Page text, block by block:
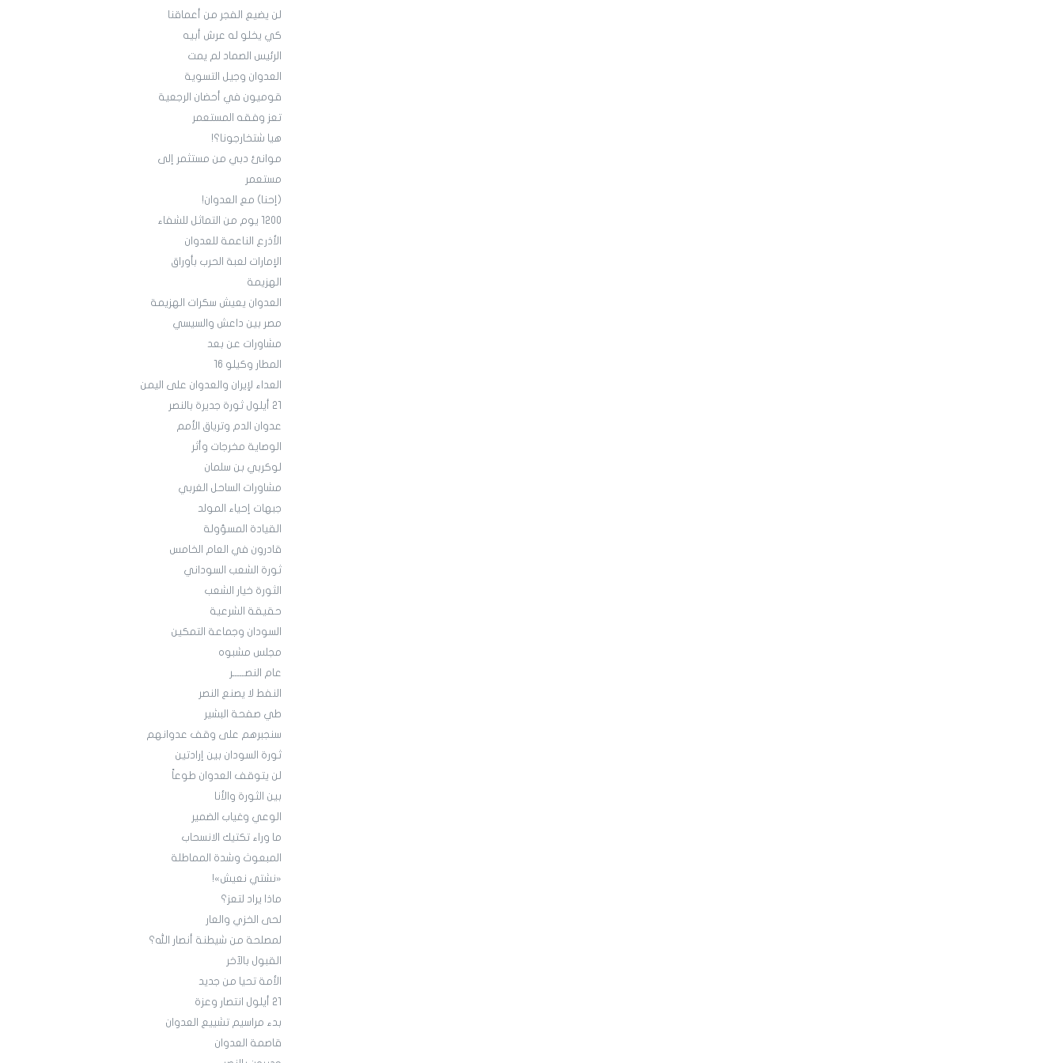
لن يضيع الفجر من أعماقنا
كي يخلو له عرش أبيه
الرئيس الصماد لم يمت
العدوان وجيل التسوية
قوميون في أحضان الرجعية
تعز وفقه المستعمر
هيا شتخارجونا؟!
موانئ دبي من مستثمر إلى
مستعمر
(إحنا) مع العدوان!
1200 يوم من التماثل للشفاء
الأذرع الناعمة للعدوان
الإمارات لعبة الحرب بأوراق
الهزيمة
العدوان يعيش سكرات الهزيمة
مصر بين داعش والسيسي
مشاورات عن بعد
المطار وكيلو 16
العداء لإيران والعدوان على اليمن
21 أيلول ثورة جديرة بالنصر
عدوان الدم وترياق الأمم
الوصاية مخرجات وأثر
لوكربي بن سلمان
مشاورات الساحل الغربي
جبهات إحياء المولد
القيادة المسؤولة
قادرون في العام الخامس
ثورة الشعب السوداني
الثورة خيار الشعب
حقيقة الشرعية
السودان وجماعة التمكين
مجلس مشبوه
عام النصـــــر
النفط لا يصنع النصر
طي صفحة البشير
سنجبرهم على وقف عدوانهم
ثورة السودان بين إرادتين
لن يتوقف العدوان طوعاً
بين الثورة والأنا
الوعي وغياب الضمير
ما وراء تكتيك الانسحاب
المبعوث وشدة المماطلة
«نشتي نعيش»!
ماذا يراد لتعز؟
لحى الخزي والعار
لمصلحة من شيطنة أنصار الله؟
القبول بالآخر
الأمة تحيا من جديد
21 أيلول انتصار وعزة
بدء مراسيم تشييع العدوان
قاصمة العدوان